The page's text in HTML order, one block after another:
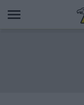
Παράκαμψη
προς